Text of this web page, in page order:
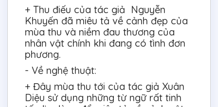
+ Thu điếu của tác giả Nguyễn
Khuyến đã miêu tả về cảnh đẹp của
mùa thu và niềm đau thương của
nhân vật chính khi đang có tình đơn
phương.
- Về nghệ thuật:
+ Đây mùa thu tới của tác giả Xuân
Diệu sử dụng những từ ngữ rất tinh